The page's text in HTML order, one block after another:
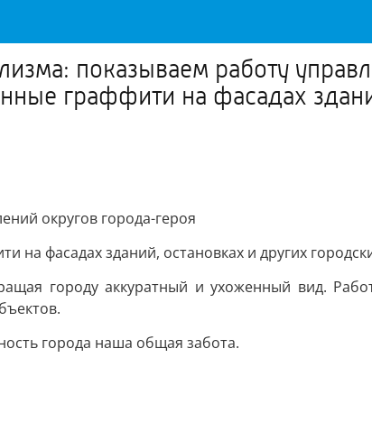
показываем работу
граффити на фасадах
округов города-героя
фасадах зданий, остановках и других
городу аккуратный и ухоженный вид.
города наша общая забота.